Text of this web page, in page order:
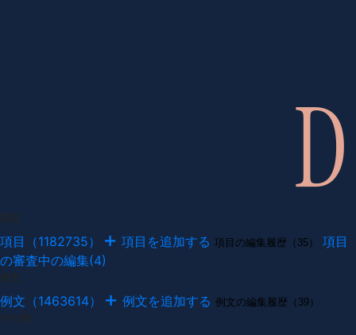
項目（1182735） 項目を追加する 項目の編集履歴（35）
項目
の審査中の編集(4)
例文（1463614） 例文を追加する 例文の編集履歴（39）